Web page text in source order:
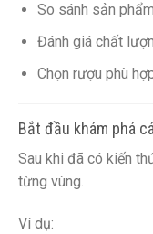
So sánh sản
Đánh giá chất
Chọn rượu phù
Bắt đầu khám phá
Sau khi đã có kiến
từng vùng.
Ví dụ: